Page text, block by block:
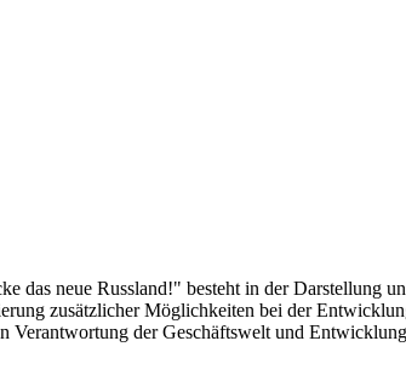
neue Russland!" besteht in der Darstellung
zusätzlicher Möglichkeiten bei der
Verantwortung der Geschäftswelt und